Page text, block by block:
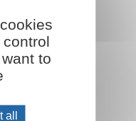
to
all